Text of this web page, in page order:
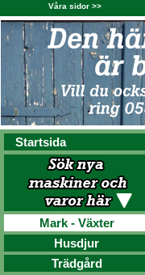
Våra sidor >>
Startsida
Mark - Växter
Husdjur
Trädgård